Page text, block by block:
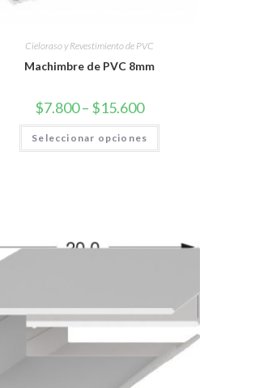
Cieloraso y Revestimiento de PVC
Machimbre de PVC 8mm
$7.800– $15.600
Seleccionar opciones